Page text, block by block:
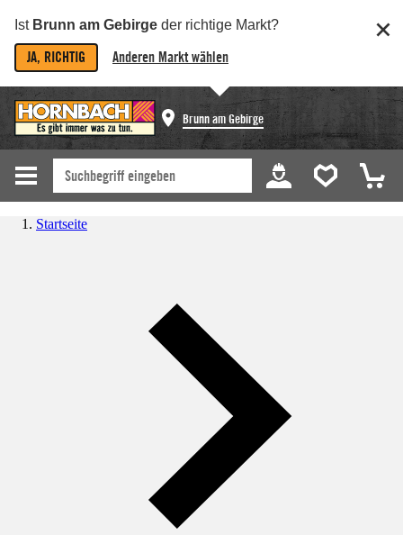
Ist Brunn am Gebirge der richtige Markt?
JA, RICHTIG Anderen Markt wählen
Brunn am Gebirge
Startseite